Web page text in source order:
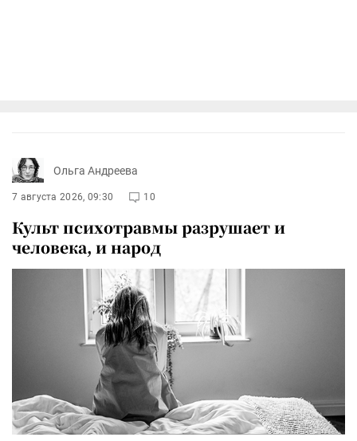
Ольга Андреева
7 августа 2026, 09:30 10
Культ психотравмы разрушает и
человека, и народ